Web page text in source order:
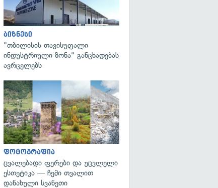
ბიზნესი
"თბილისის თავისუფალი
ინდუსტრიული ზონა" განცხადებას
ავრცელებს
ფოტოგრაფია
ცვალებადი ფერები და უცვლელი
ესთეტიკა — ჩემი თვალით
დანახული სვანეთი